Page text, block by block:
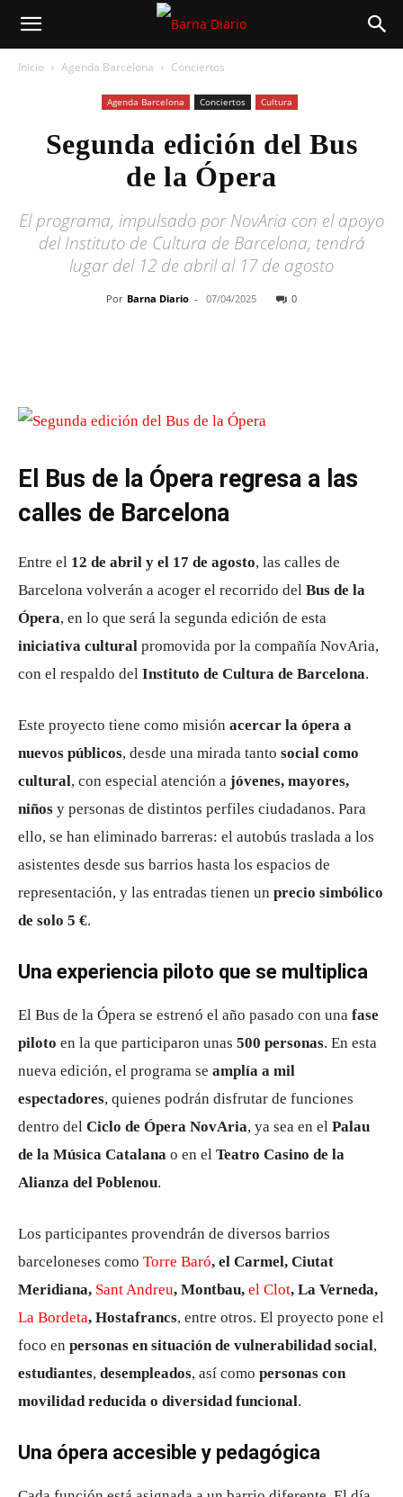
Inicio Agenda Barcelona Conciertos
Agenda Barcelona Conciertos Cultura
Segunda edición del Bus
de la Ópera
El programa, impulsado por NovAria con el apoyo
del Instituto de Cultura de Barcelona, ​​tendrá
lugar del 12 de abril al 17 de agosto
Por Barna Diario - 07/04/2025 0
El Bus de la Ópera regresa a las
calles de Barcelona
Entre el 12 de abril y el 17 de agosto, las calles de
Barcelona volverán a acoger el recorrido del Bus de la
Ópera, en lo que será la segunda edición de esta
iniciativa cultural promovida por la compañía NovAria,
con el respaldo del Instituto de Cultura de Barcelona.
Este proyecto tiene como misión acercar la ópera a
nuevos públicos, desde una mirada tanto social como
cultural, con especial atención a jóvenes, mayores,
niños y personas de distintos perfiles ciudadanos. Para
ello, se han eliminado barreras: el autobús traslada a los
asistentes desde sus barrios hasta los espacios de
representación, y las entradas tienen un precio simbólico
de solo 5 €.
Una experiencia piloto que se multiplica
El Bus de la Ópera se estrenó el año pasado con una fase
piloto en la que participaron unas 500 personas. En esta
nueva edición, el programa se amplía a mil
espectadores, quienes podrán disfrutar de funciones
dentro del Ciclo de Ópera NovAria, ya sea en el Palau
de la Música Catalana o en el Teatro Casino de la
Alianza del Poblenou.
Los participantes provendrán de diversos barrios
barceloneses como Torre Baró, el Carmel, Ciutat
Meridiana, Sant Andreu, Montbau, el Clot, La Verneda,
La Bordeta, Hostafrancs, entre otros. El proyecto pone el
foco en personas en situación de vulnerabilidad social,
estudiantes, desempleados, así como personas con
movilidad reducida o diversidad funcional.
Una ópera accesible y pedagógica